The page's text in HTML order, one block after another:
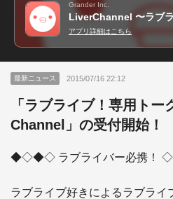
Grander Inc.
アプリ詳細はこちら
最新ニュース 2015/07/16 22:12
「ラブライブ！専用ト
Channel」の受付開始！
◆◇◆◇ ラブライバー必携
ラブライブ好きによるラブライ